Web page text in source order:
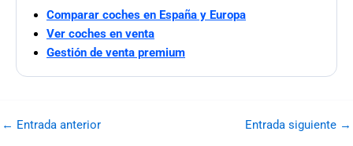
Comparar coches en España y Europa
Ver coches en venta
Gestión de venta premium
← Entrada anterior Entrada siguiente →